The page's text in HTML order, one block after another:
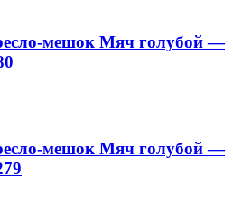
мешок Мяч голубой —
мешок Мяч голубой —